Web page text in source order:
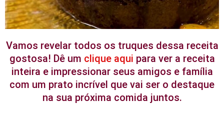
Vamos revelar todos os truques dessa receita
gostosa! Dê um clique aqui para ver a receita
inteira e impressionar seus amigos e família
com um prato incrível que vai ser o destaque
na sua próxima comida juntos.